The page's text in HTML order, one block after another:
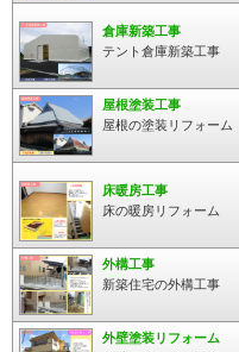
倉庫新築工事
テント倉庫新築工事
屋根塗装工事
屋根の塗装リフォーム
床暖房工事
床の暖房リフォーム
外構工事
新築住宅の外構工事
外壁塗装リフォーム